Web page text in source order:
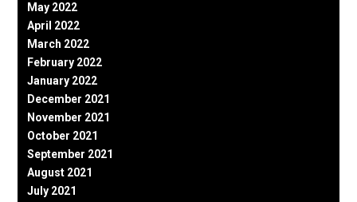
May 2022
April 2022
March 2022
February 2022
January 2022
December 2021
November 2021
October 2021
September 2021
August 2021
July 2021